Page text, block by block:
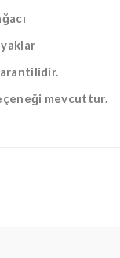
mevcuttur.